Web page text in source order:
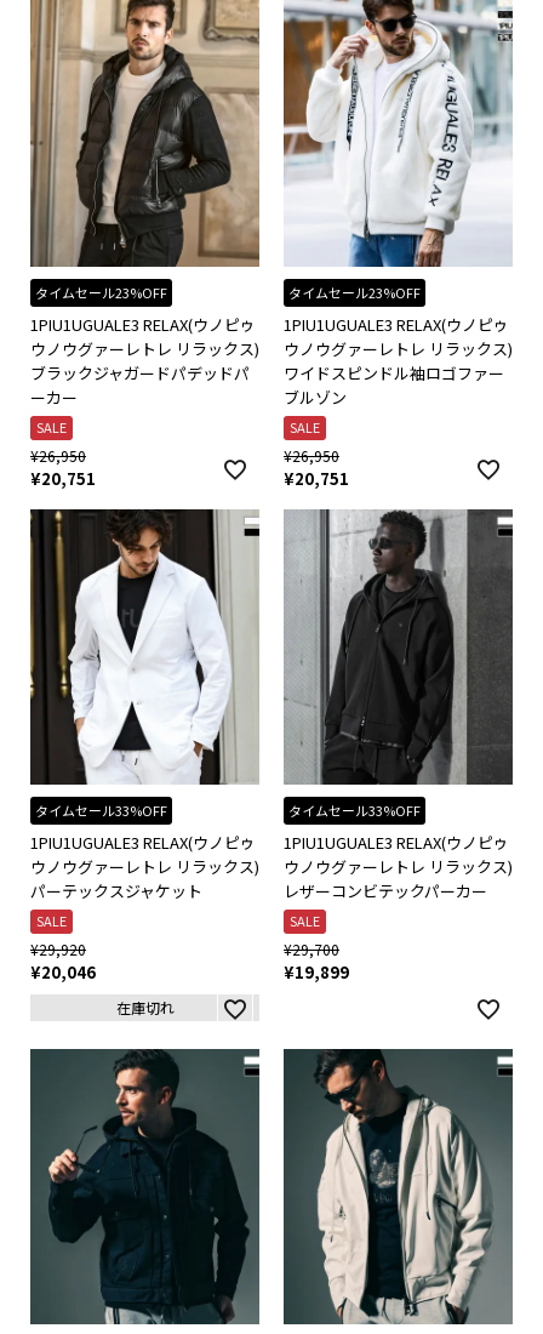
タイムセール23%OFF
1PIU1UGUALE3 RELAX(ウノピゥ
ウノウグァーレトレ リラックス)
ブラックジャガードパデッドパ
ーカー
SALE
¥26,950
¥20,751
タイムセール23%OFF
1PIU1UGUALE3 RELAX(ウノピゥ
ウノウグァーレトレ リラックス)
ワイドスピンドル袖ロゴファー
ブルゾン
SALE
¥26,950
¥20,751
タイムセール33%OFF
1PIU1UGUALE3 RELAX(ウノピゥ
ウノウグァーレトレ リラックス)
パーテックスジャケット
SALE
¥29,920
¥20,046
在庫切れ
タイムセール33%OFF
1PIU1UGUALE3 RELAX(ウノピゥ
ウノウグァーレトレ リラックス)
レザーコンビテックパーカー
SALE
¥29,700
¥19,899